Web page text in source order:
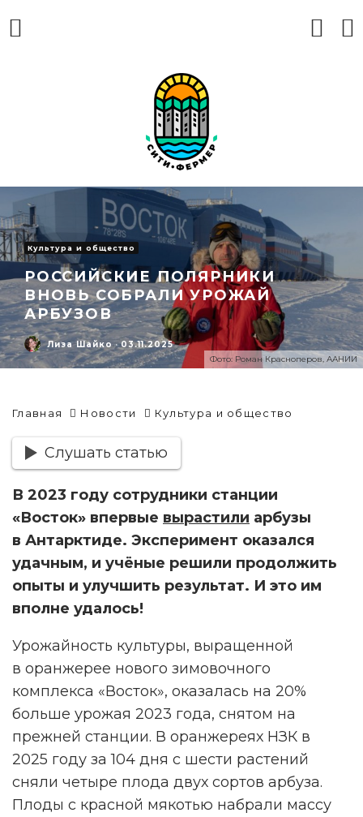
Фото: Роман Красноперов, ААНИИ
Культура и общество
РОССИЙСКИЕ ПОЛЯРНИКИ
ВНОВЬ СОБРАЛИ УРОЖАЙ
АРБУЗОВ
Лиза Шайко · 03.11.2025
Главная Новости Культура и общество
Слушать статью
В 2023 году сотрудники станции
«Восток» впервые вырастили арбузы
в Антарктиде. Эксперимент оказался
удачным, и учёные решили продолжить
опыты и улучшить результат. И это им
вполне удалось!
Урожайность культуры, выращенной
в оранжерее нового зимовочного
комплекса «Восток», оказалась на 20%
больше урожая 2023 года, снятом на
прежней станции. В оранжереях НЗК в
2025 году за 104 дня с шести растений
сняли четыре плода двух сортов арбуза.
Плоды с красной мякотью набрали массу